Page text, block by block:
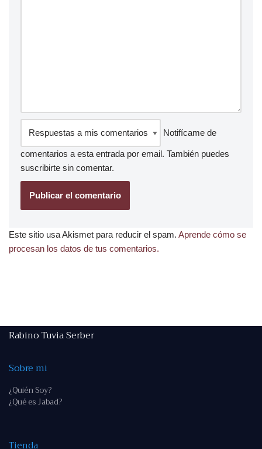
Notifícame de
comentarios a esta entrada por email. También puedes
suscribirte sin comentar.
Este sitio usa Akismet para reducir el spam. Aprende cómo se
procesan los datos de tus comentarios.
Rabino Tuvia Serber
Sobre mi
¿Quién Soy?
¿Qué es Jabad?
Tienda